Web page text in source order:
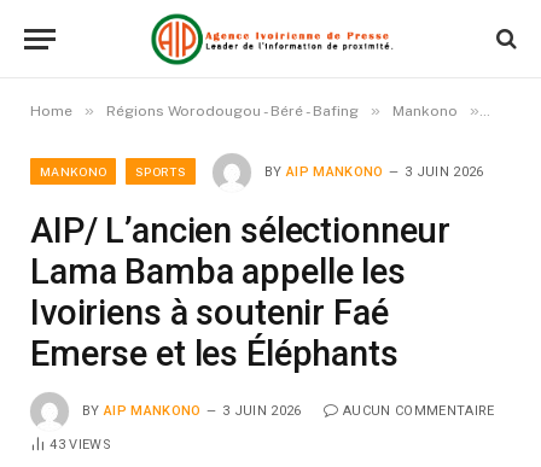
Home » Régions Worodougou - Béré - Bafing » Mankono »
MANKONO SPORTS BY AIP MANKONO 3 JUIN 2026
AIP/ L’ancien sélectionneur
Lama Bamba appelle les
Ivoiriens à soutenir Faé
Emerse et les Éléphants
BY AIP MANKONO 3 JUIN 2026 AUCUN COMMENTAIRE
43VIEWS